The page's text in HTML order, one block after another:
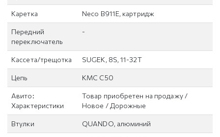
Каретка Neco B911E, картридж
Передний
переключатель
-
Кассета/трещотка SUGEK, 8S, 11-32T
Цепь KMC C50
Авито:
Характеристики
Товар приобретен на продажу /
Новое / Дорожные
Втулки QUANDO, алюминий